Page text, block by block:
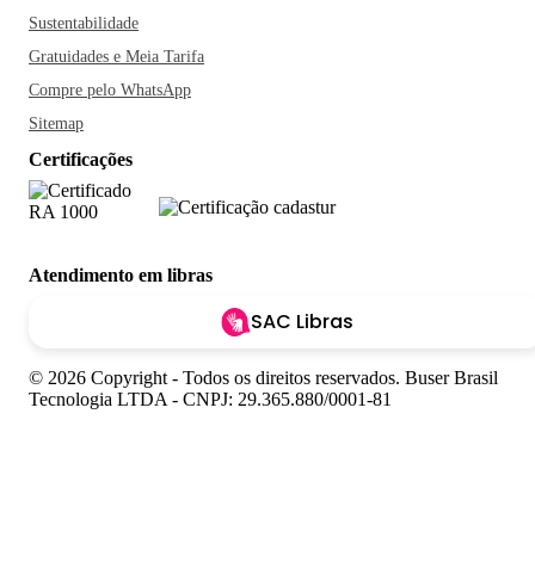
Sustentabilidade
Gratuidades e Meia Tarifa
Compre pelo WhatsApp
Sitemap
Certificações
Atendimento em libras
SAC Libras
© 2026 Copyright - Todos os direitos reservados. Buser Brasil
Tecnologia LTDA - CNPJ: 29.365.880/0001-81